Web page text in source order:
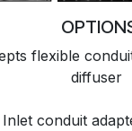
flexible
diffuser
Inlet conduit